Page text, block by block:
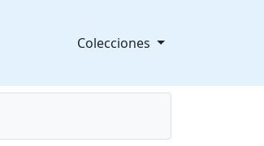
Colecciones